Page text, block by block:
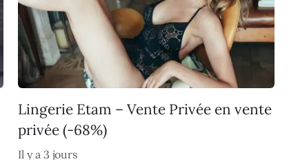
Lingerie Etam – Vente Privée en vente
privée (-68%)
Il y a 3 jours